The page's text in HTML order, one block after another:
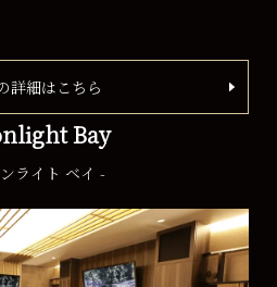
詳細はこちら
Bay
ライト ベイ -